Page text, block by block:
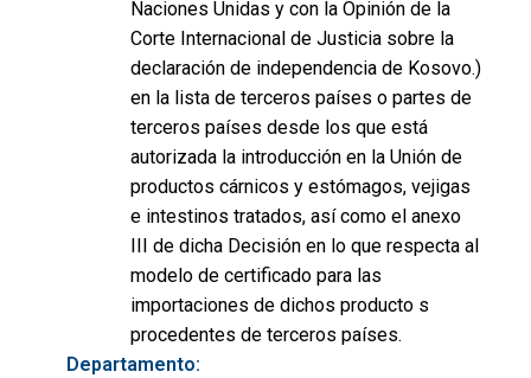
Naciones Unidas y con la Opinión de la
Corte Internacional de Justicia sobre la
declaración de independencia de Kosovo.)
en la lista de terceros países o partes de
terceros países desde los que está
autorizada la introducción en la Unión de
productos cárnicos y estómagos, vejigas
e intestinos tratados, así como el anexo
III de dicha Decisión en lo que respecta al
modelo de certificado para las
importaciones de dichos producto s
procedentes de terceros países.
Departamento: